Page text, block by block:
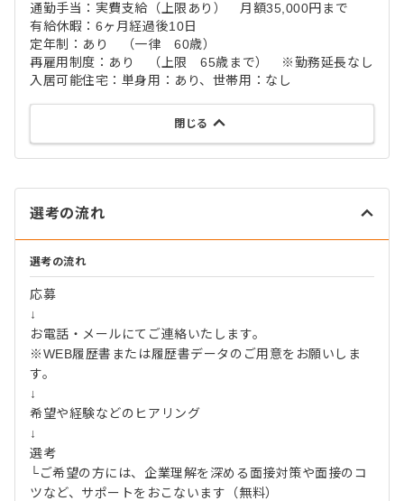
通勤手当：実費支給（上限あり） 月額35,000円まで
有給休暇：6ヶ月経過後10日
定年制：あり （一律 60歳）
再雇用制度：あり （上限 65歳まで） ※勤務延長なし
入居可能住宅：単身用：あり、世帯用：なし
閉じる
選考の流れ
選考の流れ
応募
↓
お電話・メールにてご連絡いたします。
※WEB履歴書または履歴書データのご用意をお願いしま
す。
↓
希望や経験などのヒアリング
↓
選考
└ご希望の方には、企業理解を深める面接対策や面接のコ
ツなど、サポートをおこないます（無料）